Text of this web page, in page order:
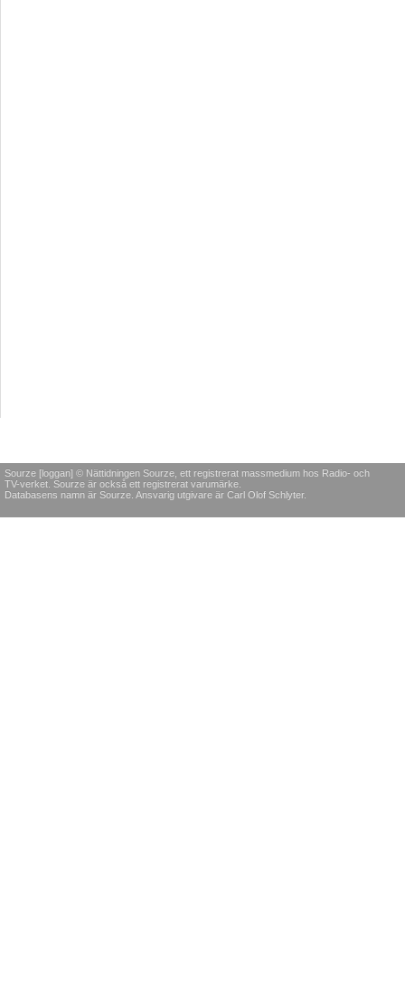
Sourze [loggan] © Nättidningen Sourze, ett registrerat massmedium hos Radio- och
TV-verket. Sourze är också ett registrerat varumärke.
Databasens namn är Sourze. Ansvarig utgivare är Carl Olof Schlyter.